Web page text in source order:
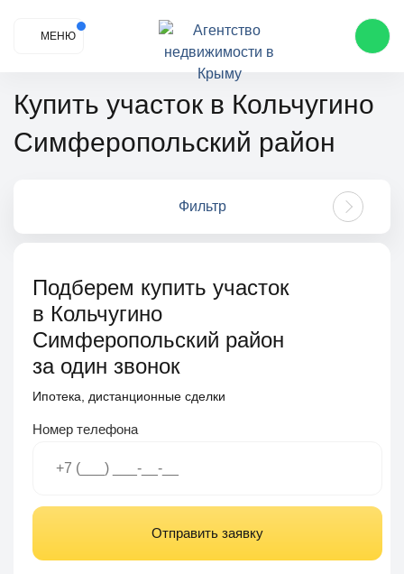
МЕНЮ
Купить участок в Кольчугино
Симферопольский район
Фильтр
Подберем купить участок
в Кольчугино
Симферопольский район
за один звонок
Ипотека, дистанционные сделки
Номер телефона
Отправить заявку